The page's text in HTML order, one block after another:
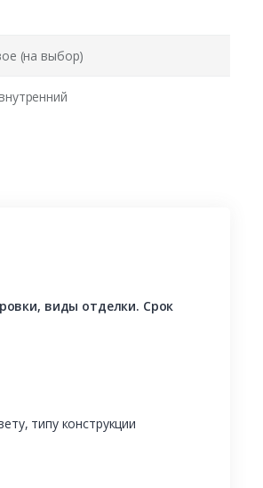
(на выбор)
виды отделки. Срок
типу конструкции